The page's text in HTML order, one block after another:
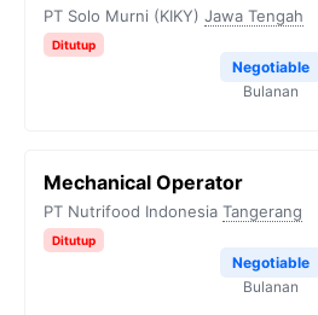
PT Solo Murni (KIKY) Jawa Tengah
Ditutup
Negotiable
Bulanan
Mechanical Operator
PT Nutrifood Indonesia Tangerang
Ditutup
Negotiable
Bulanan